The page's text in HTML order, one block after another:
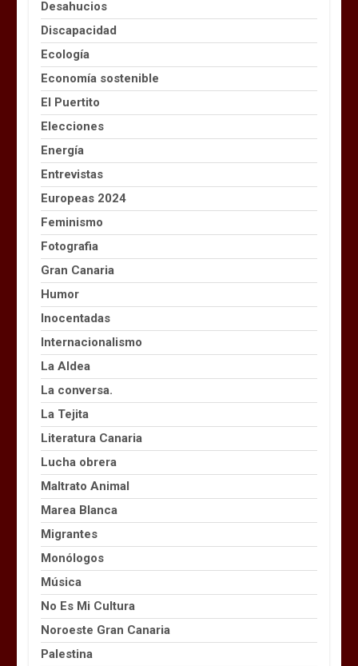
Desahucios
Discapacidad
Ecología
Economía sostenible
El Puertito
Elecciones
Energía
Entrevistas
Europeas 2024
Feminismo
Fotografia
Gran Canaria
Humor
Inocentadas
Internacionalismo
La Aldea
La conversa.
La Tejita
Literatura Canaria
Lucha obrera
Maltrato Animal
Marea Blanca
Migrantes
Monólogos
Música
No Es Mi Cultura
Noroeste Gran Canaria
Palestina